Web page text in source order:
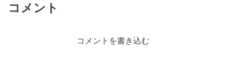
コメント
コメントを書き込む